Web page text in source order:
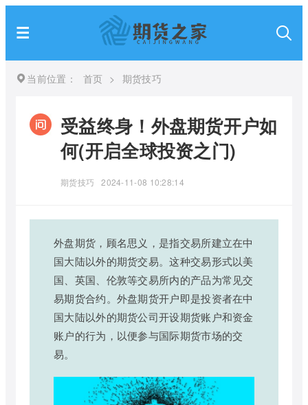
当前位置： 首页 > 期货技巧
受益终身！外盘期货开户如
何(开启全球投资之门)
期货技巧 2024-11-08 10:28:14
外盘期货，顾名思义，是指交易所建立在中
国大陆以外的期货交易。这种交易形式以美
国、英国、伦敦等交易所内的产品为常见交
易期货合约。外盘期货开户即是投资者在中
国大陆以外的期货公司开设期货账户和资金
账户的行为，以便参与国际期货市场的交
易。